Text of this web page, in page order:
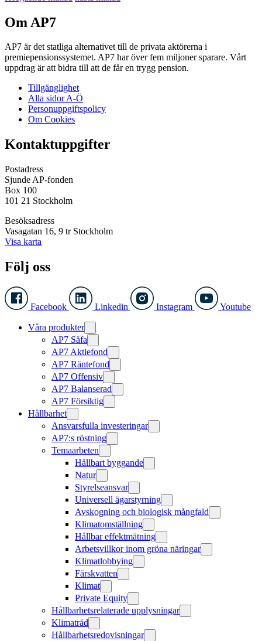
Om AP7
AP7 är det statliga alternativet till de privata aktörerna i
premiepensionssystemet. AP7 har över fem miljoner sparare. Vårt
uppdrag är att bidra till att de får en trygg pension.
Tillgänglighet
Alla sidor A-Ö
Personuppgiftspolicy
Om Cookies
Kontaktuppgifter
Postadress
Sjunde AP-fonden
Box 100
101 21 Stockholm
Besöksadress
Vasagatan 16, 9 tr Stockholm
Visa karta
Följ oss
Facebook Linkedin Instagram Youtube
Våra produkter
AP7 Såfa
AP7 Aktiefond
AP7 Räntefond
AP7 Offensiv
AP7 Balanserad
AP7 Försiktig
Hållbarhet
Ansvarsfulla investeringar
AP7:s röstning
Temaarbeten
Hållbart byggande
Natur
Styrelseansvar
Universell ägarstyrning
Avskogning och biologisk mångfald
Klimatomställning
Hållbar effektmätning
Arbetsvillkor inom gröna näringar
Klimatlobbying
Färskvatten
Klimat
Private Equity
Hållbarhetsrelaterade upplysningar
Klimatråd
Hållbarhetsredovisningar